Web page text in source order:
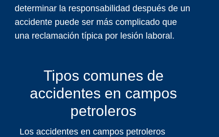
determinar la responsabilidad después de un
accidente puede ser más complicado que
una reclamación típica por lesión laboral.
Tipos comunes de
accidentes en campos
petroleros
Los accidentes en campos petroleros